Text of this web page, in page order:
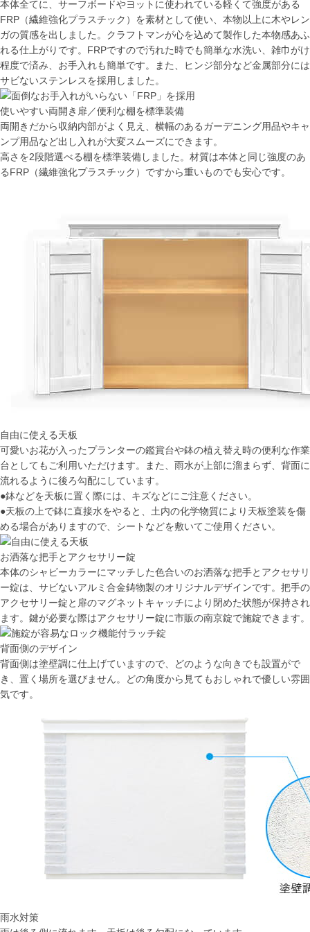
本体全てに、サーフボードやヨットに使われている軽くて強度がある
FRP（繊維強化プラスチック）を素材として使い、本物以上に木やレン
ガの質感を出しました。クラフトマンが心を込めて製作した本物感あふ
れる仕上がりです。FRPですので汚れた時でも簡単な水洗い、雑巾がけ
程度で済み、お手入れも簡単です。また、ヒンジ部分など金属部分には
サビないステンレスを採用しました。
使いやすい両開き扉／便利な棚を標準装備
両開きだから収納内部がよく見え、横幅のあるガーデニング用品やキャ
ンプ用品など出し入れが大変スムーズにできます。
高さを2段階選べる棚を標準装備しました。材質は本体と同じ強度のあ
るFRP（繊維強化プラスチック）ですから重いものでも安心です。
自由に使える天板
可愛いお花が入ったプランターの鑑賞台や鉢の植え替え時の便利な作業
台としてもご利用いただけます。また、雨水が上部に溜まらず、背面に
流れるように後ろ勾配にしています。
●鉢などを天板に置く際には、キズなどにご注意ください。
●天板の上で鉢に直接水をやると、土内の化学物質により天板塗装を傷
める場合がありますので、シートなどを敷いてご使用ください。
お洒落な把手とアクセサリー錠
本体のシャビーカラーにマッチした色合いのお洒落な把手とアクセサリ
ー錠は、サビないアルミ合金鋳物製のオリジナルデザインです。把手の
アクセサリー錠と扉のマグネットキャッチにより閉めた状態が保持され
ます。鍵が必要な際はアクセサリー錠に市販の南京錠で施錠できます。
背面側のデザイン
背面側は塗壁調に仕上げていますので、どのような向きでも設置がで
き、置く場所を選びません。どの角度から見てもおしゃれで優しい雰囲
気です。
雨水対策